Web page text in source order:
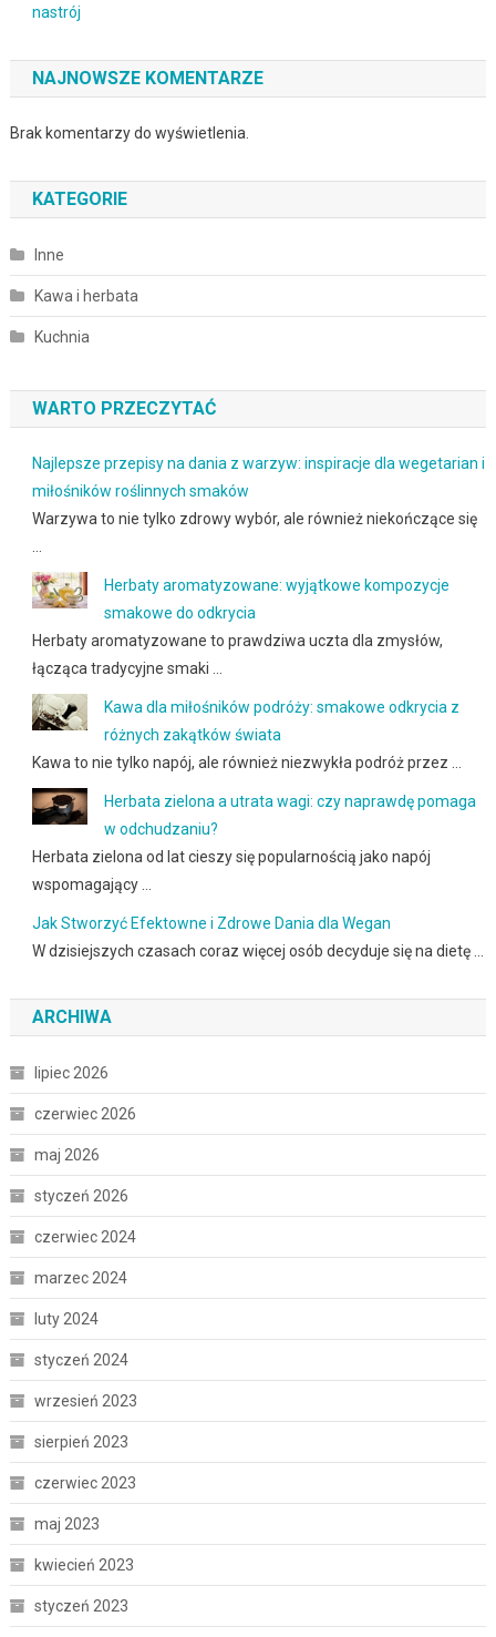
nastrój
NAJNOWSZE KOMENTARZE
Brak komentarzy do wyświetlenia.
KATEGORIE
Inne
Kawa i herbata
Kuchnia
WARTO PRZECZYTAĆ
Najlepsze przepisy na dania z warzyw: inspiracje dla wegetarian i
miłośników roślinnych smaków
Warzywa to nie tylko zdrowy wybór, ale również niekończące się
Herbaty aromatyzowane: wyjątkowe kompozycje
smakowe do odkrycia
Herbaty aromatyzowane to prawdziwa uczta dla zmysłów,
łącząca tradycyjne smaki …
Kawa dla miłośników podróży: smakowe odkrycia z
różnych zakątków świata
Kawa to nie tylko napój, ale również niezwykła podróż przez …
Herbata zielona a utrata wagi: czy naprawdę pomaga
w odchudzaniu?
Herbata zielona od lat cieszy się popularnością jako napój
wspomagający …
Jak Stworzyć Efektowne i Zdrowe Dania dla Wegan
W dzisiejszych czasach coraz więcej osób decyduje się na dietę …
ARCHIWA
lipiec 2026
czerwiec 2026
maj 2026
styczeń 2026
czerwiec 2024
marzec 2024
luty 2024
styczeń 2024
wrzesień 2023
sierpień 2023
czerwiec 2023
maj 2023
kwiecień 2023
styczeń 2023